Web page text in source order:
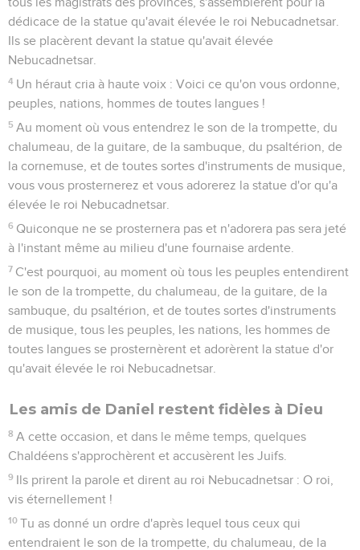
dédicace de la statue qu'avait élevée le roi Nebucadnetsar.
Ils se placèrent devant la statue qu'avait élevée
Nebucadnetsar.
4 Un héraut cria à haute voix : Voici ce qu'on vous ordonne,
peuples, nations, hommes de toutes langues !
5 Au moment où vous entendrez le son de la trompette, du
chalumeau, de la guitare, de la sambuque, du psaltérion, de
la cornemuse, et de toutes sortes d'instruments de musique,
vous vous prosternerez et vous adorerez la statue d'or qu'a
élevée le roi Nebucadnetsar.
6 Quiconque ne se prosternera pas et n'adorera pas sera jeté
à l'instant même au milieu d'une fournaise ardente.
7 C'est pourquoi, au moment où tous les peuples entendirent
le son de la trompette, du chalumeau, de la guitare, de la
sambuque, du psaltérion, et de toutes sortes d'instruments
de musique, tous les peuples, les nations, les hommes de
toutes langues se prosternèrent et adorèrent la statue d'or
qu'avait élevée le roi Nebucadnetsar.
Les amis de Daniel restent fidèles à Dieu
8 A cette occasion, et dans le même temps, quelques
Chaldéens s'approchèrent et accusèrent les Juifs.
9 Ils prirent la parole et dirent au roi Nebucadnetsar : O roi,
vis éternellement !
10 Tu as donné un ordre d'après lequel tous ceux qui
entendraient le son de la trompette, du chalumeau, de la